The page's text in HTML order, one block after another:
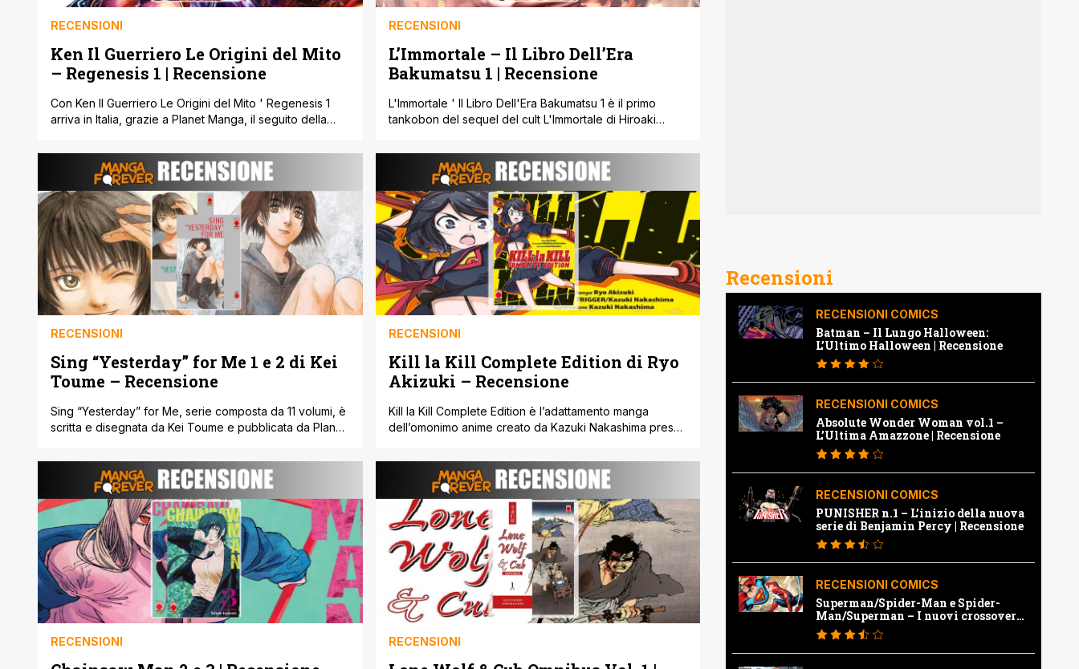
RECENSIONI
Ken Il Guerriero Le Origini del Mito
– Regenesis 1 | Recensione
Con Ken Il Guerriero Le Origini del Mito ' Regenesis 1
arriva in Italia, grazie a Planet Manga, il seguito della
delle serie più amate in assoluto nel nostro paese
ovvero Ken Il Guerriero (Hokuto No Ken per i puristi). A
differenza però di Ken Il Guerriero [']
RECENSIONI
L’Immortale – Il Libro Dell’Era
Bakumatsu 1 | Recensione
L'Immortale ' Il Libro Dell'Era Bakumatsu 1 è il primo
tankobon del sequel del cult L'Immortale di Hiroaki
e non solo capace di unire chanbara e yokai grazie ad
una storia robusta e soprattutto alla perizia grafica del
sensei Samura. Questo sequel, che vede proprio
Hiroaki [']
RECENSIONI
Sing “Yesterday” for Me 1 e 2 di Kei
Toume – Recensione
Sing “Yesterday” for Me, serie composta da 11 volumi, è
scritta e disegnata da Kei Toume e pubblicata da Planet
sintonia con le corde dell’anima di chi legge, una storia
sentimentale, talvolta malinconica, dove le vite personali
e relazionali dei tre protagonisti sono [']
RECENSIONI
Kill la Kill Complete Edition di Ryo
Akizuki – Recensione
Kill la Kill Complete Edition è l’adattamento manga
dell’omonimo anime creato da Kazuki Nakashima presso
comprende tutti e tre i volumi della storia. Disegnato da
Ryo Akizuki è pubblicato da Planet Manga. Scoprirò chi
ha ucciso mio padre! Kill la Kill Complete Edition – una
storia [']
RECENSIONI RECENSIONI
Recensioni
RECENSIONI COMICS
Batman – Il Lungo Halloween:
L’Ultimo Halloween | Recensione
RECENSIONI COMICS
Absolute Wonder Woman vol.1 –
L’Ultima Amazzone | Recensione
RECENSIONI COMICS
PUNISHER n.1 – L’inizio della nuova
serie di Benjamin Percy | Recensione
RECENSIONI COMICS
Superman/Spider-Man e Spider-
Man/Superman – I nuovi crossover
Marvel e Dc | Recensione